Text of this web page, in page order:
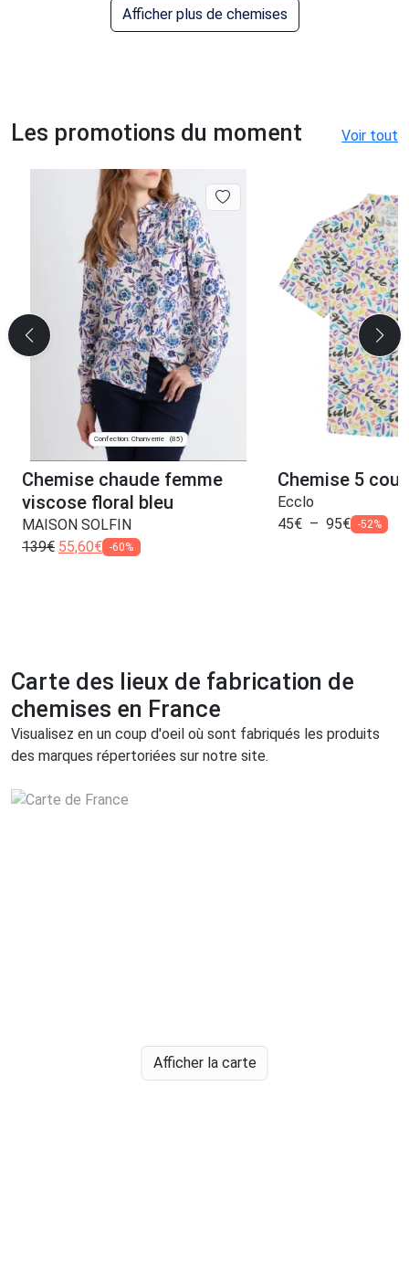
Afficher plus de chemises
Les promotions du moment Voir tout
Confection: Chanverrie (85)
Chemise chaude femme
viscose floral bleu
MAISON SOLFIN
139€ 55,60€ -60%
Chemise 5
Ecclo
45€ – 95€ -52%
Carte des lieux de fabrication de
chemises en France
Visualisez en un coup d'oeil où sont fabriqués les produits
des marques répertoriées sur notre site.
Afficher la carte